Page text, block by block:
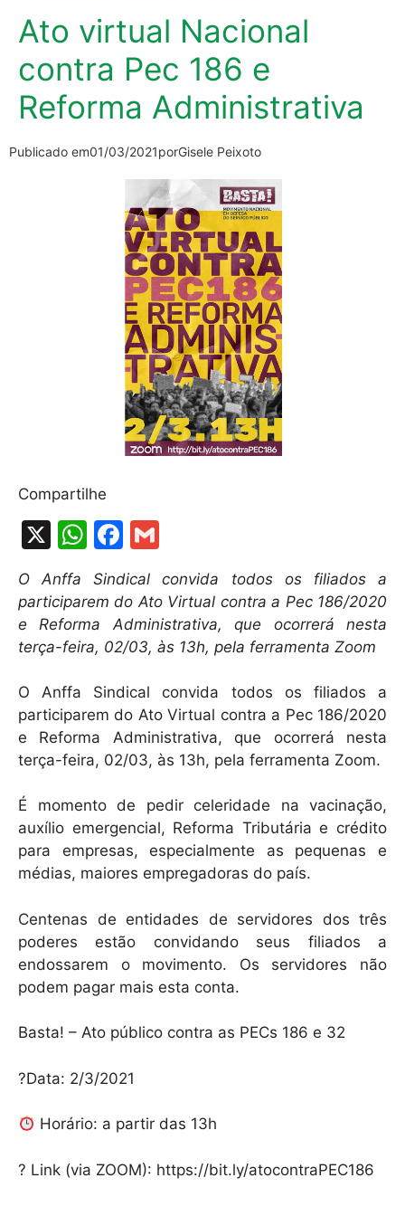
Ato virtual Nacional
contra Pec 186 e
Reforma Administrativa
Publicado em01/03/2021porGisele Peixoto
Compartilhe
X
W
h
at
s
A
p
p
F
a
c
e
b
o
o
k
ai
l
O Anffa Sindical convida todos os filiados a
participarem do Ato Virtual contra a Pec 186/2020
e Reforma Administrativa, que ocorrerá nesta
terça-feira, 02/03, às 13h, pela ferramenta Zoom
O Anffa Sindical convida todos os filiados a
participarem do Ato Virtual contra a Pec 186/2020
e Reforma Administrativa, que ocorrerá nesta
terça-feira, 02/03, às 13h, pela ferramenta Zoom.
É momento de pedir celeridade na vacinação,
auxílio emergencial, Reforma Tributária e crédito
para empresas, especialmente as pequenas e
médias, maiores empregadoras do país.
Centenas de entidades de servidores dos três
poderes estão convidando seus filiados a
endossarem o movimento. Os servidores não
podem pagar mais esta conta.
Basta! – Ato público contra as PECs 186 e 32
?Data: 2/3/2021
Horário: a partir das 13h
? Link (via ZOOM): https://bit.ly/atocontraPEC186